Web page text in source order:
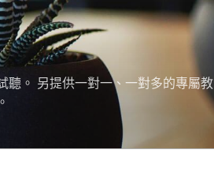
聽。 另提供一對一、一對多的專屬教